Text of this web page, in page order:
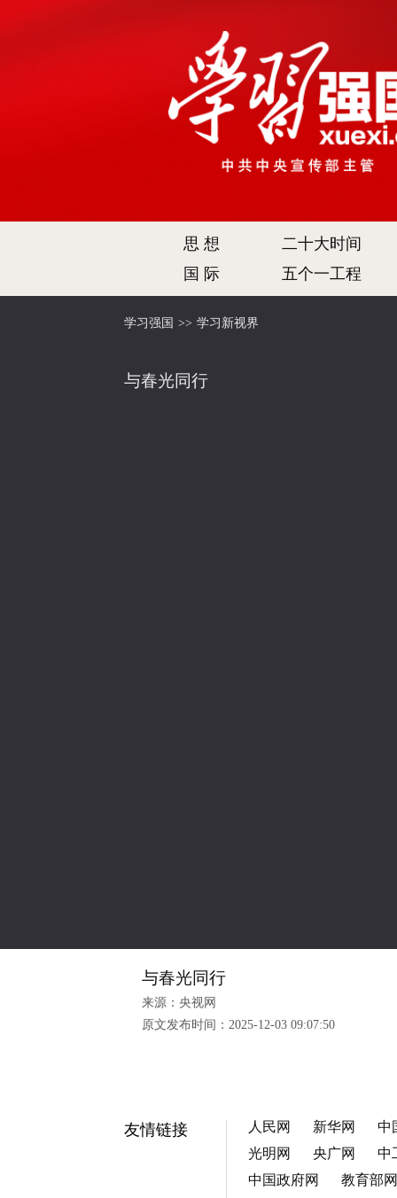
思 想
二十大时间
国 际
五个一工程
学习强国 >> 学习新视界
与春光同行
与春光同行
来源：央视网
原文发布时间： 2025-12-03 09:07:50
友情链接 人民网 新华网
中
光明网
央广网
中
中国政府网
教育部